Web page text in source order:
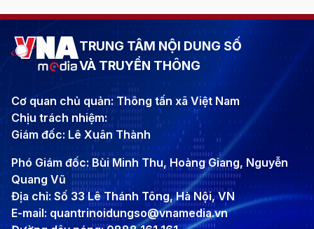
TRUNG TÂM NỘI DUNG SỐ
VÀ TRUYỀN THÔNG
Cơ quan chủ quản: Thông tấn xã Việt Nam
Chịu trách nhiệm:
Giám đốc: Lê Xuân Thành
Phó Giám đốc: Bùi Minh Thu, Hoàng Giang, Nguyễn
Quang Vũ
Địa chỉ: Số 33 Lê Thánh Tông, Hà Nội, VN
E-mail: quantrinoidungso@vnamedia.vn